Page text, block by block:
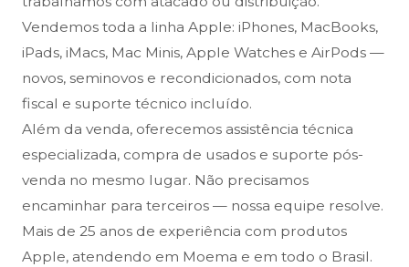
Vendemos toda a linha Apple: iPhones, MacBooks,
iPads, iMacs, Mac Minis, Apple Watches e AirPods —
novos, seminovos e recondicionados, com nota
fiscal e suporte técnico incluído.
Além da venda, oferecemos assistência técnica
especializada, compra de usados e suporte pós-
venda no mesmo lugar. Não precisamos
encaminhar para terceiros — nossa equipe resolve.
Mais de 25 anos de experiência com produtos
Apple, atendendo em Moema e em todo o Brasil.